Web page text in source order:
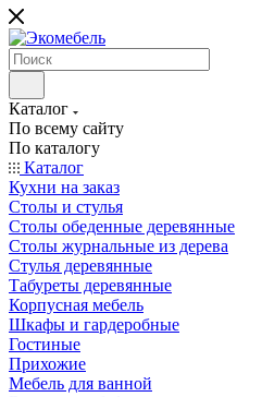
Каталог
По всему сайту
По каталогу
Каталог
Кухни на заказ
Столы и стулья
Столы обеденные деревянные
Столы журнальные из дерева
Стулья деревянные
Табуреты деревянные
Корпусная мебель
Шкафы и гардеробные
Гостиные
Прихожие
Мебель для ванной